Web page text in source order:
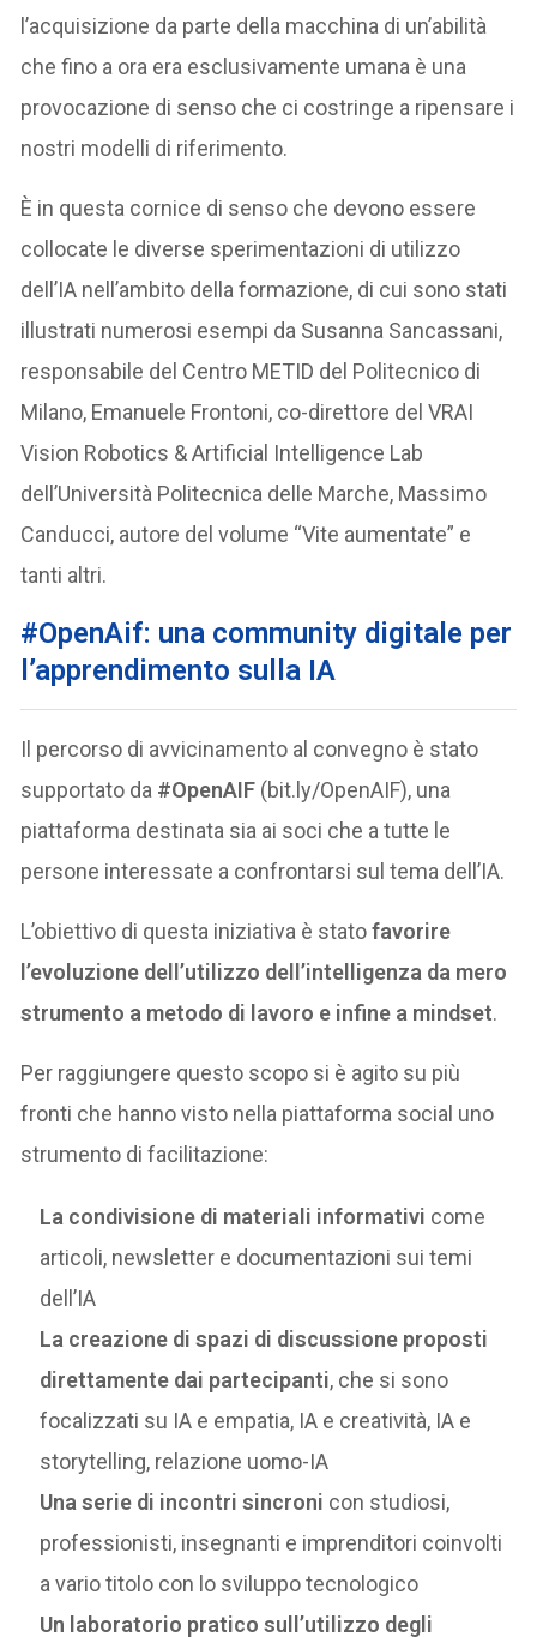
l’acquisizione da parte della macchina di un’abilità
che fino a ora era esclusivamente umana è una
provocazione di senso che ci costringe a ripensare i
nostri modelli di riferimento.
È in questa cornice di senso che devono essere
collocate le diverse sperimentazioni di utilizzo
dell’IA nell’ambito della formazione, di cui sono stati
illustrati numerosi esempi da Susanna Sancassani,
responsabile del Centro METID del Politecnico di
Milano, Emanuele Frontoni, co-direttore del VRAI
Vision Robotics & Artificial Intelligence Lab
dell’Università Politecnica delle Marche, Massimo
Canducci, autore del volume “Vite aumentate” e
tanti altri.
#OpenAif: una community digitale per
l’apprendimento sulla IA
Il percorso di avvicinamento al convegno è stato
supportato da #OpenAIF (bit.ly/OpenAIF), una
piattaforma destinata sia ai soci che a tutte le
persone interessate a confrontarsi sul tema dell’IA.
L’obiettivo di questa iniziativa è statofavorire
l’evoluzione dell’utilizzo dell’intelligenza da mero
strumento a metodo di lavoro e infine a mindset.
Per raggiungere questo scopo si è agito su più
fronti che hanno visto nella piattaforma social uno
strumento di facilitazione:
La condivisione di materiali informativi come
articoli, newsletter e documentazioni sui temi
dell’IA
La creazione di spazi di discussione proposti
direttamente dai partecipanti, che si sono
focalizzati su IA e empatia, IA e creatività, IA e
storytelling, relazione uomo-IA
Una serie di incontri sincroni con studiosi,
professionisti, insegnanti e imprenditori coinvolti
a vario titolo con lo sviluppo tecnologico
Un laboratorio pratico sull’utilizzo degli